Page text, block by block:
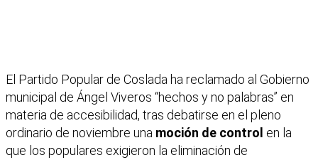
El Partido Popular de Coslada ha reclamado al Gobierno
municipal de Ángel Viveros “hechos y no palabras” en
materia de accesibilidad, tras debatirse en el pleno
ordinario de noviembre una moción de control en la
que los populares exigieron la eliminación de